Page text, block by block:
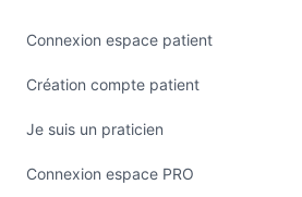
Connexion espace patient
Création compte patient
Je suis un praticien
Connexion espace PRO